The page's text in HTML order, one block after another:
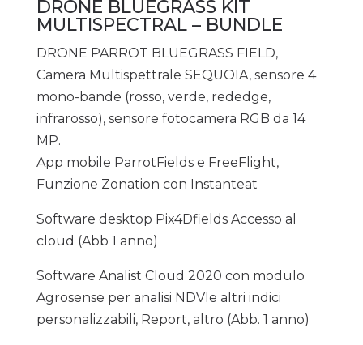
DRONE BLUEGRASS KIT
MULTISPECTRAL – BUNDLE
DRONE PARROT BLUEGRASS FIELD,
Camera Multispettrale SEQUOIA, sensore 4
mono-bande (rosso, verde, rededge,
infrarosso), sensore fotocamera RGB da 14
MP.
App mobile ParrotFields e FreeFlight,
Funzione Zonation con Instanteat
Software desktop Pix4Dfields Accesso al
cloud (Abb 1 anno)
Software Analist Cloud 2020 con modulo
Agrosense per analisi NDVIe altri indici
personalizzabili, Report, altro (Abb. 1 anno)